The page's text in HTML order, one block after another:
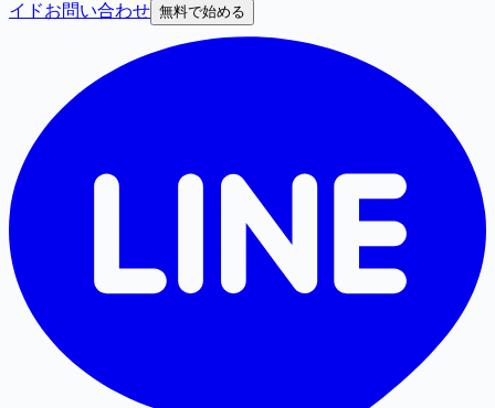
イドお問い合わせ 無料で始める